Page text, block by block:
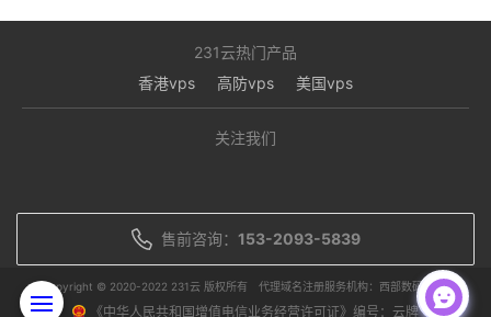
231云热门产品
香港vps
高防vps 美国vps
关注我们
售前咨询： 153-2093-5839
Copyright © 2020-2022 231云 版权所有 代理域名注册服务机构：西部数码/聚名
《中华人民共和国增值电信业务经营许可证》编号：云牌